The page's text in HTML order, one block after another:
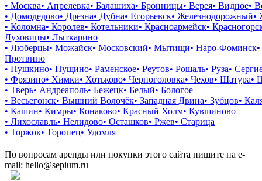
• Москва• Апрелевка• Балашиха• Бронницы• Верея• Видное•
• Домодедово• Дрезна• Дубна• Егорьевск• Железнодорожный•
• Коломна• Королев• Котельники• Красноармейск•
Луховицы• Лыткарино
• Люберцы• Можайск• Московский• Мытищи• Наро-Фоминск
Протвино
• Пушкино• Пущино• Раменское• Реутов• Рошаль• Руза•
• Фрязино• Химки• Хотьково• Черноголовка• Чехов• Шатура•
• Тверь• Андреаполь• Бежецк• Белый• Бологое
• Весьегонск• Вышний Волочёк• Западная Двина• Зубцов•
• Кашин• Кимры• Конаково• Красный Холм• Кувшиново
• Лихославль• Нелидово• Осташков• Ржев• Старица
• Торжок• Торопец• Удомля
По вопросам аренды или покупки этого сайта пишите на e-
mail: hello@sepium.ru